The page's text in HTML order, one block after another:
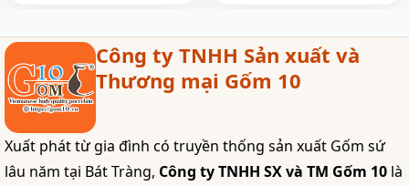
Công ty TNHH Sản xuất và
Thương mại Gốm 10
Xuất phát từ gia đình có truyền thống sản xuất Gốm sứ
lâu năm tại Bát Tràng, Công ty TNHH SX và TM Gốm 10 là